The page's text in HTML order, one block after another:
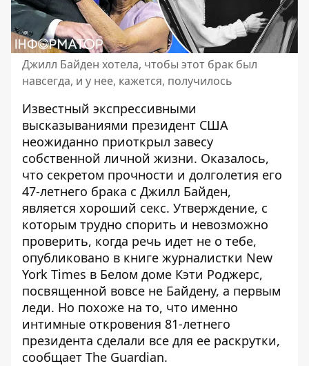
Джилл Байден хотела, чтобы этот брак был
навсегда, и у нее, кажется, получилось
Известный экспрессивными
высказываниями президент США
неожиданно приоткрыл завесу
собственной личной жизни. Оказалось,
что секретом прочности и долголетия его
47-летнего брака с Джилл Байден,
является хороший секс. Утверждение, с
которым трудно спорить и невозможно
проверить, когда речь идет не о тебе,
опубликовано в книге журналистки New
York Times в Белом доме Кэти Роджерс,
посвященной вовсе не Байдену, а первым
леди. Но похоже на то, что именно
интимные откровения 81-летнего
президента сделали все для ее раскрутки,
сообщает The Guardian.